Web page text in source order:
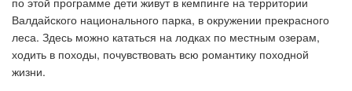
Валдайского национального парка, в окружении прекрасного
леса. Здесь можно кататься на лодках по местным озерам,
ходить в походы, почувствовать всю романтику походной
жизни.